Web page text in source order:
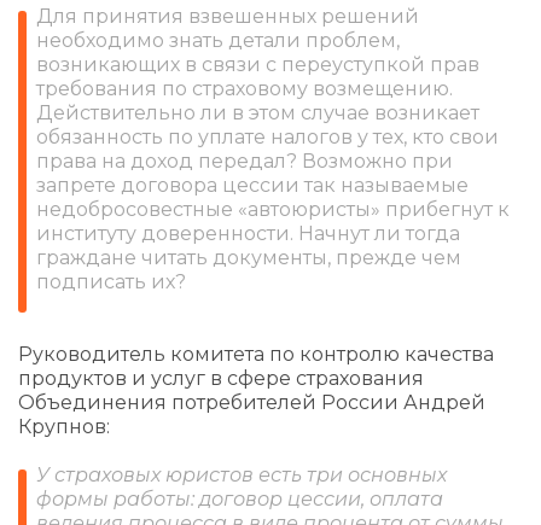
Для принятия взвешенных решений
необходимо знать детали проблем,
возникающих в связи с переуступкой прав
требования по страховому возмещению.
Действительно ли в этом случае возникает
обязанность по уплате налогов у тех, кто свои
права на доход передал? Возможно при
запрете договора цессии так называемые
недобросовестные «автоюристы» прибегнут к
институту доверенности. Начнут ли тогда
граждане читать документы, прежде чем
подписать их?
Руководитель комитета по контролю качества
продуктов и услуг в сфере страхования
Объединения потребителей России Андрей
Крупнов:
У страховых юристов есть три основных
формы работы: договор цессии, оплата